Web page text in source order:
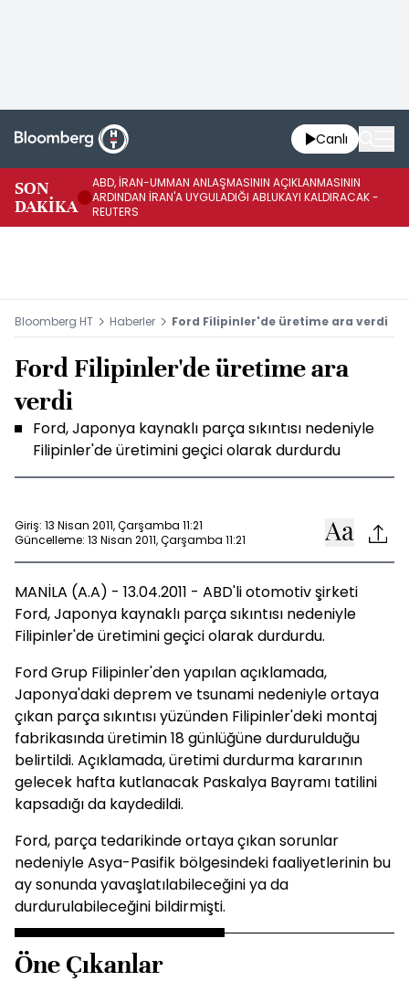
Canlı
SON
DAKİKA
ABD, İRAN-UMMAN ANLAŞMASININ AÇIKLANMASININ
ARDINDAN İRAN'A UYGULADIĞI ABLUKAYI KALDIRACAK -
REUTERS
Bloomberg HT Haberler Ford Filipinler'de üretime ara verdi
Ford Filipinler'de üretime ara
verdi
Ford, Japonya kaynaklı parça sıkıntısı nedeniyle
Filipinler'de üretimini geçici olarak durdurdu
Giriş: 13 Nisan 2011, Çarşamba 11:21
Güncelleme: 13 Nisan 2011, Çarşamba 11:21
MANİLA (A.A) - 13.04.2011 - ABD'li otomotiv şirketi
Ford, Japonya kaynaklı parça sıkıntısı nedeniyle
Filipinler'de üretimini geçici olarak durdurdu.
Ford Grup Filipinler'den yapılan açıklamada,
Japonya'daki deprem ve tsunami nedeniyle ortaya
çıkan parça sıkıntısı yüzünden Filipinler'deki montaj
fabrikasında üretimin 18 günlüğüne durdurulduğu
belirtildi. Açıklamada, üretimi durdurma kararının
gelecek hafta kutlanacak Paskalya Bayramı tatilini
kapsadığı da kaydedildi.
Ford, parça tedarikinde ortaya çıkan sorunlar
nedeniyle Asya-Pasifik bölgesindeki faaliyetlerinin bu
ay sonunda yavaşlatılabileceğini ya da
durdurulabileceğini bildirmişti.
Öne Çıkanlar